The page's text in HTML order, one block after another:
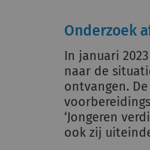
Onderzoek
In januari
naar de
ontvangen.
‘Jongeren
ook zij